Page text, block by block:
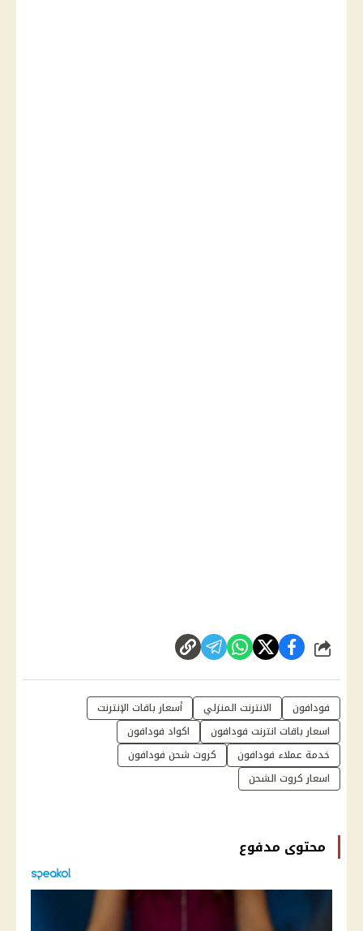
شارك
فودافون الانترنت المنزلي
أسعار باقات الإنترنت
اسعار باقات انترنت فودافون
اكواد فودافون
خدمة عملاء فودافون
كروت شحن فودافون
اسعار كروت الشحن
محتوى مدفوع